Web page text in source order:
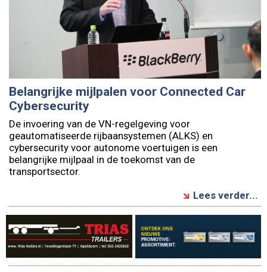
Belangrijke mijlpalen voor Connected Car
Cybersecurity
De invoering van de VN-regelgeving voor
geautomatiseerde rijbaansystemen (ALKS) en
cybersecurity voor autonome voertuigen is een
belangrijke mijlpaal in de toekomst van de
transportsector.
Lees verder...